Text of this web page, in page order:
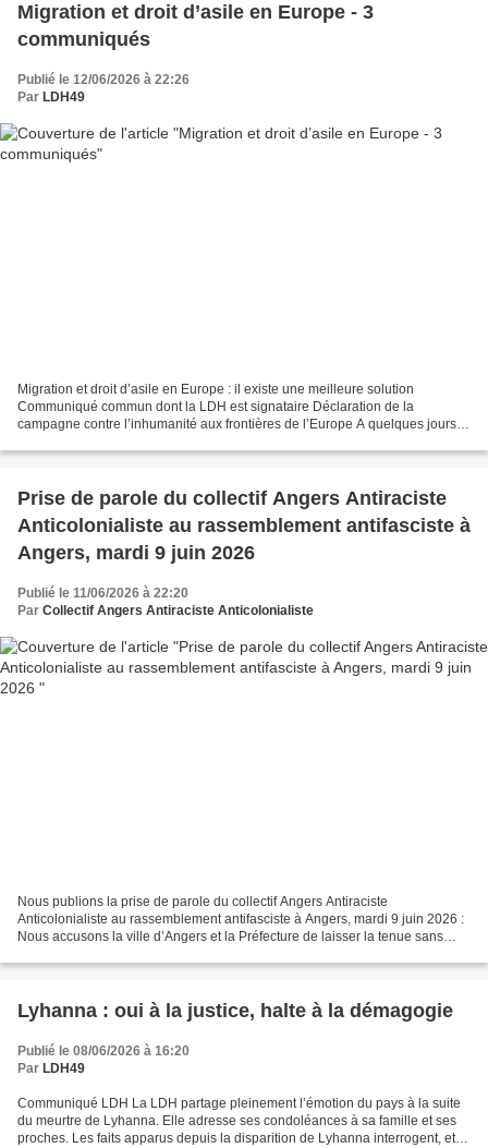
Migration et droit d’asile en Europe - 3
communiqués
Publié le 12/06/2026 à 22:26
Par LDH49
Migration et droit d’asile en Europe : il existe une meilleure solution
Communiqué commun dont la LDH est signataire Déclaration de la
campagne contre l’inhumanité aux frontières de l’Europe A quelques jours
Prise de parole du collectif Angers Antiraciste
Anticolonialiste au rassemblement antifasciste à
Angers, mardi 9 juin 2026
Publié le 11/06/2026 à 22:20
Par Collectif Angers Antiraciste Anticolonialiste
Nous publions la prise de parole du collectif Angers Antiraciste
Anticolonialiste au rassemblement antifasciste à Angers, mardi 9 juin 2026 :
Nous accusons la ville d’Angers et la Préfecture de laisser la tenue sans
Lyhanna : oui à la justice, halte à la démagogie
Publié le 08/06/2026 à 16:20
Par LDH49
Communiqué LDH La LDH partage pleinement l’émotion du pays à la suite
du meurtre de Lyhanna. Elle adresse ses condoléances à sa famille et ses
proches. Les faits apparus depuis la disparition de Lyhanna interrogent, et